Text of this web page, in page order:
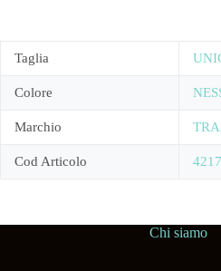
Taglia
Colore
Marchio
Cod Articolo
Chi siamo